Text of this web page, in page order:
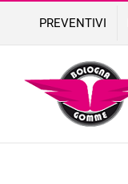
content
PREVENTIVI